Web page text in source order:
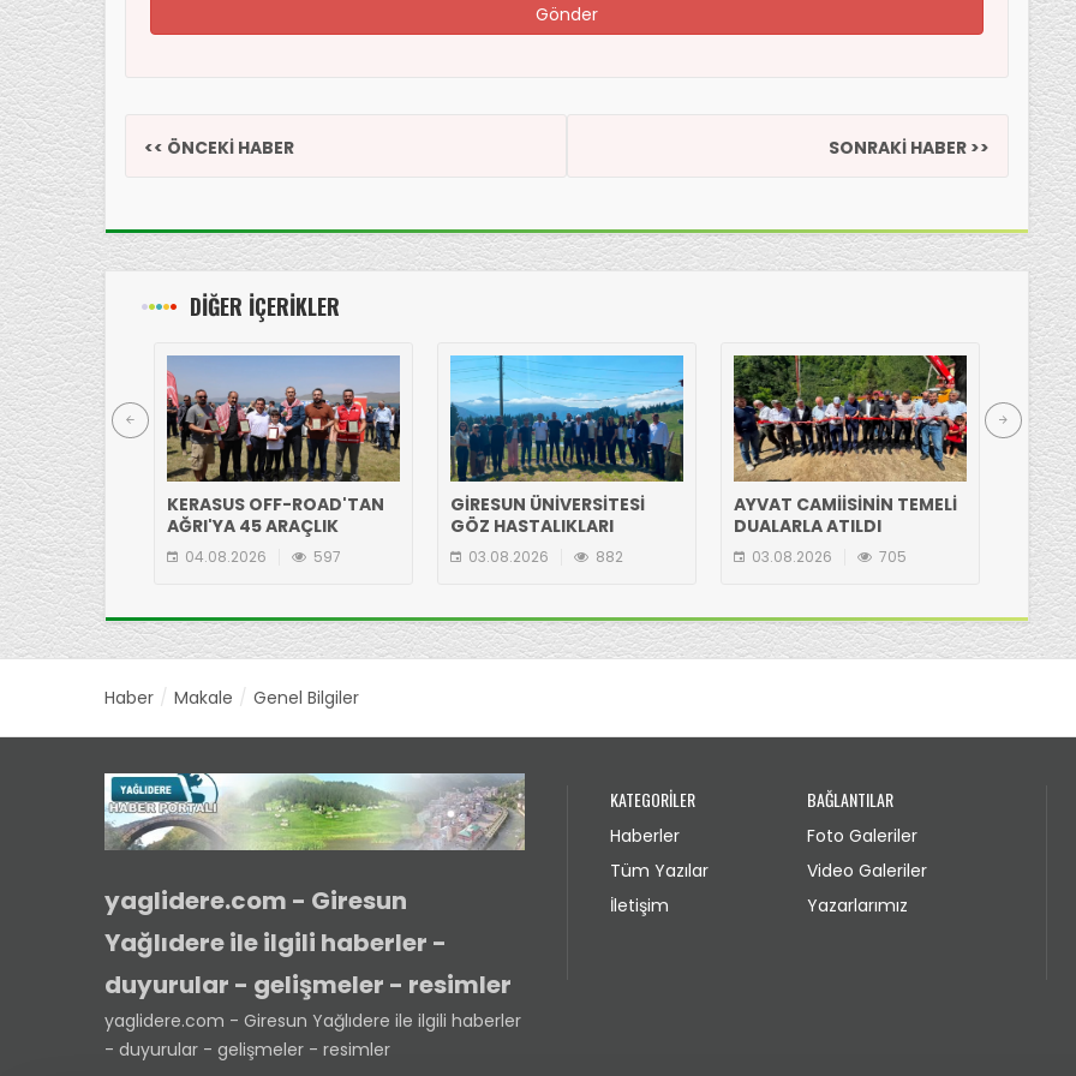
<< ÖNCEKİ HABER SONRAKİ HABER >>
DİĞER İÇERİKLER
KERASUS OFF-ROAD'TAN
AĞRI'YA 45 ARAÇLIK
ÇIKARMA!
04.08.2026 597
GİRESUN ÜNİVERSİTESİ
GÖZ HASTALIKLARI
EKİBİNDEN GÖLYANI
YAYLASI'NIA ZİYARET
03.08.2026 882
AYVAT CAMİİSİNİN TEMELİ
DUALARLA ATILDI
03.08.2026 705
ETTİ
Haber Makale Genel Bilgiler
yaglidere.com - Giresun
Yağlıdere ile ilgili haberler -
duyurular - gelişmeler - resimler
yaglidere.com - Giresun Yağlıdere ile ilgili haberler
- duyurular - gelişmeler - resimler
KATEGORİLER
Haberler
Tüm Yazılar
İletişim
BAĞLANTILAR
Foto Galeriler
Video Galeriler
Yazarlarımız